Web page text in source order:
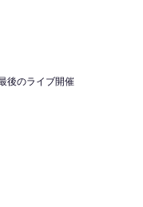
後のライブ開催